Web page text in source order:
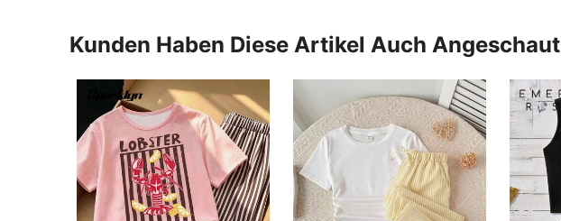
Kunden Haben Diese Artikel Auch Angeschaut